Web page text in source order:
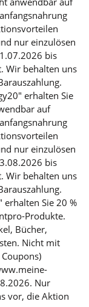
nur einzulösen
bis
Wir behalten uns
erhalten Sie
auf
nur einzulösen
bis
Wir behalten uns
erhalten Sie 20 %
Produkte.
Bücher,
Nicht mit
Nur
vor, die Aktion